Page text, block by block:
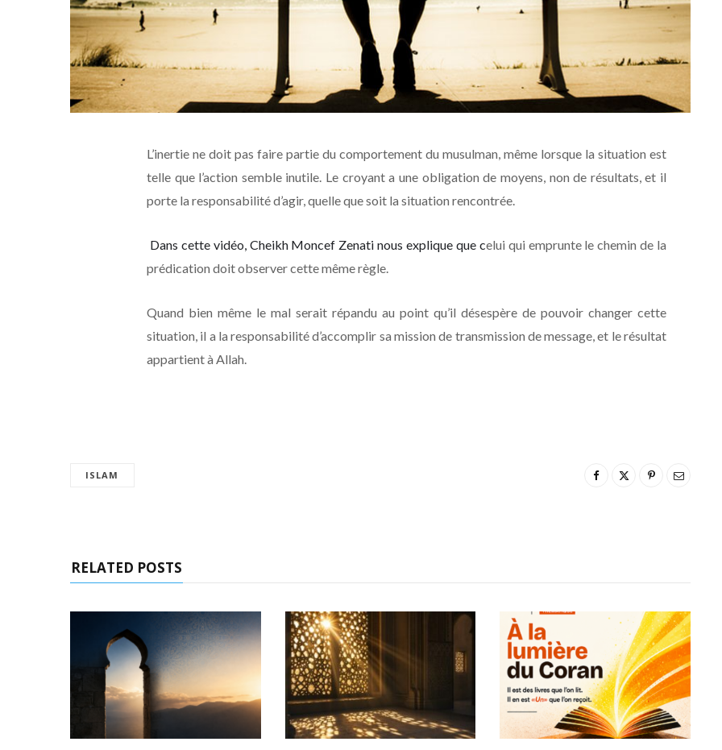
L’inertie ne doit pas faire partie du comportement du musulman, même lorsque la situation est
telle que l’action semble inutile. Le croyant a une obligation de moyens, non de résultats, et il
porte la responsabilité d’agir, quelle que soit la situation rencontrée.
Dans cette vidéo, Cheikh Moncef Zenati nous explique que celui qui emprunte le chemin de la
prédication doit observer cette même règle.
Quand bien même le mal serait répandu au point qu’il désespère de pouvoir changer cette
situation, il a la responsabilité d’accomplir sa mission de transmission de message, et le résultat
appartient à Allah.
ISLAM
RELATED POSTS